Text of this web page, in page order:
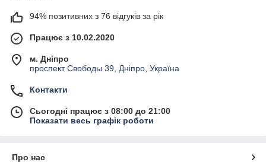
94% позитивних з 76 відгуків за рік
Працює з 10.02.2020
м. Дніпро
проспект Свободы 39, Дніпро, Україна
Контакти
Сьогодні працює з 08:00 до 21:00
Показати весь графік роботи
Про нас